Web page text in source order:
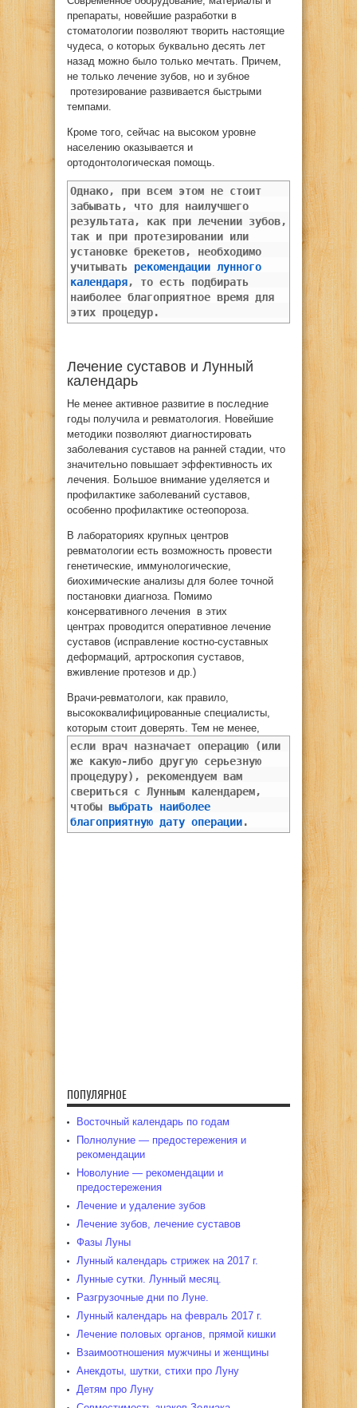
препараты, новейшие разработки в
стоматологии позволяют творить настоящие
чудеса, о которых буквально десять лет
назад можно было только мечтать. Причем,
не только лечение зубов, но и зубное
протезирование развивается быстрыми
темпами.
Кроме того, сейчас на высоком уровне
населению оказывается и
ортодонтологическая помощь.
Однако, при всем этом не стоит
забывать, что для наилучшего
результата, как при лечении зубов,
так и при протезировании или
установке брекетов, необходимо
учитывать рекомендации лунного
календаря, то есть подбирать
наиболее благоприятное время для
этих процедур.
Лечение суставов и Лунный
календарь
Не менее активное развитие в последние
годы получила и ревматология. Новейшие
методики позволяют диагностировать
заболевания суставов на ранней стадии, что
значительно повышает эффективность их
лечения. Большое внимание уделяется и
профилактике заболеваний суставов,
особенно профилактике остеопороза.
В лабораториях крупных центров
ревматологии есть возможность провести
генетические, иммунологические,
биохимические анализы для более точной
постановки диагноза. Помимо
консервативного лечения в этих
центрах проводится оперативное лечение
суставов (исправление костно-суставных
деформаций, артроскопия суставов,
вживление протезов и др.)
Врачи-ревматологи, как правило,
высококвалифицированные специалисты,
которым стоит доверять. Тем не менее,
если врач назначает операцию (или
же какую-либо другую серьезную
процедуру), рекомендуем вам
свериться с Лунным календарем,
чтобы выбрать наиболее
благоприятную дату операции.
ПОПУЛЯРНОЕ
Восточный календарь по годам
Полнолуние — предостережения и
рекомендации
Новолуние — рекомендации и
предостережения
Лечение и удаление зубов
Лечение зубов, лечение суставов
Фазы Луны
Лунный календарь стрижек на 2017 г.
Лунные сутки. Лунный месяц.
Разгрузочные дни по Луне.
Лунный календарь на февраль 2017 г.
Лечение половых органов, прямой кишки
Взаимоотношения мужчины и женщины
Анекдоты, шутки, стихи про Луну
Детям про Луну